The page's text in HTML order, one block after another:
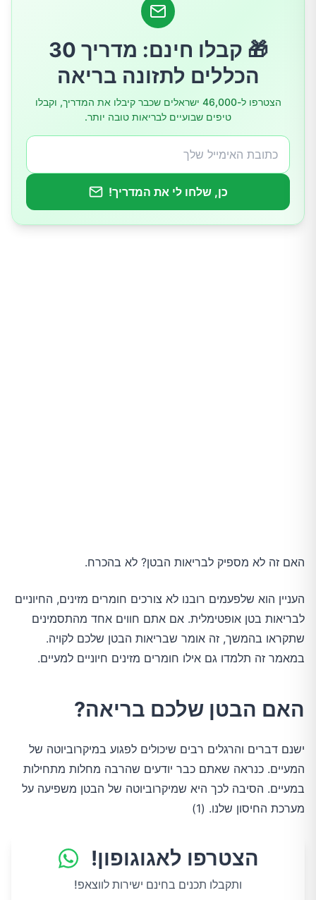
גירויים בעור
עייפות מתמדת
כיצד לשפר את בריאות המעיים
מהם החומרים המזינים החיוניים לבריאות המעי?
🎁 קבלו חינם: מדריך 30
הכללים לתזונה בריאה
הצטרפו ל-46,000 ישראלים שכבר קיבלו את המדריך, וקבלו
טיפים שבועיים לבריאות טובה יותר.
כן, שלחו לי את המדריך!
האם זה לא מספיק לבריאות הבטן? לא בהכרח.
העניין הוא שלפעמים רובנו לא צורכים חומרים מזינים, החיוניים
לבריאות בטן אופטימלית. אם אתם חווים אחד מהתסמינים
שתקראו בהמשך, זה אומר שבריאות הבטן שלכם לקויה.
במאמר זה תלמדו גם אילו חומרים מזינים חיוניים למעיים.
האם הבטן שלכם בריאה?
ישנם דברים והרגלים רבים שיכולים לפגוע במיקרוביוטה של ​​
המעיים. כנראה שאתם כבר יודעים שהרבה מחלות מתחילות
במעיים. הסיבה לכך היא שמיקרוביוטה של ​​הבטן משפיעה על
מערכת החיסון שלנו. (1)
הצטרפו לאגוגופון!
ותקבלו תכנים בחינם ישירות לווצאפ!